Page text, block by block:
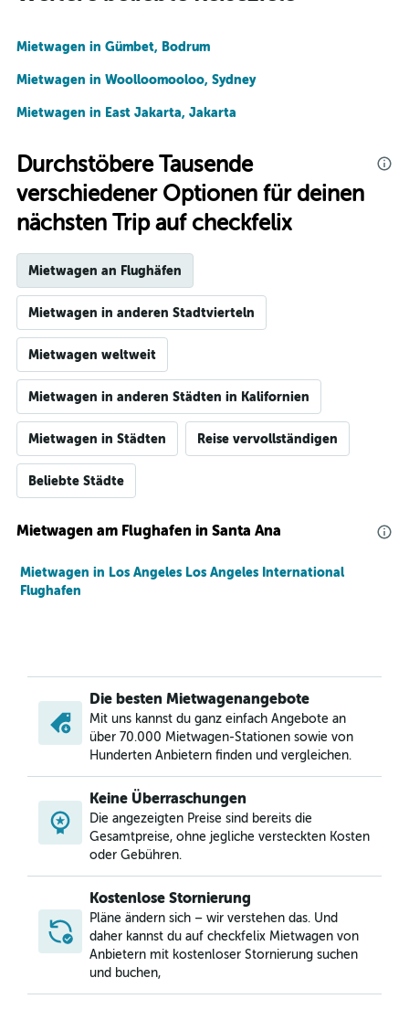
Mietwagen in Gümbet, Bodrum
Mietwagen in Woolloomooloo, Sydney
Mietwagen in East Jakarta, Jakarta
Durchstöbere Tausende
verschiedener Optionen für deinen
nächsten Trip auf checkfelix
Mietwagen an Flughäfen
Mietwagen in anderen Stadtvierteln
Mietwagen weltweit
Mietwagen in anderen Städten in Kalifornien
Mietwagen in Städten Reise vervollständigen
Beliebte Städte
Mietwagen am Flughafen in Santa Ana
Mietwagen in Los Angeles Los Angeles International
Flughafen
Die besten Mietwagenangebote
Mit uns kannst du ganz einfach Angebote an
über 70.000 Mietwagen-Stationen sowie von
Hunderten Anbietern finden und vergleichen.
Keine Überraschungen
Die angezeigten Preise sind bereits die
Gesamtpreise, ohne jegliche versteckten Kosten
oder Gebühren.
Kostenlose Stornierung
Pläne ändern sich – wir verstehen das. Und
daher kannst du auf checkfelix Mietwagen von
Anbietern mit kostenloser Stornierung suchen
und buchen,